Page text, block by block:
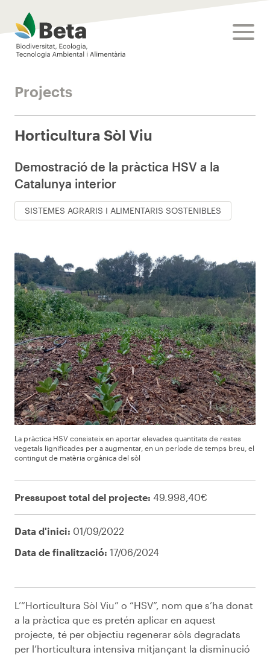
Beta Tech Center
Projects
Horticultura Sòl Viu
Demostració de la pràctica HSV a la
Catalunya interior
SISTEMES AGRARIS I ALIMENTARIS SOSTENIBLES
La pràctica HSV consisteix en aportar elevades quantitats de restes
vegetals lignificades per a augmentar, en un període de temps breu, el
contingut de matèria orgànica del sòl
Pressupost total del projecte: 49.998,40€
Data d'inici: 01/09/2022
Data de finalització: 17/06/2024
L’“Horticultura Sòl Viu” o “HSV”, nom que s’ha donat
a la pràctica que es pretén aplicar en aquest
projecte, té per objectiu regenerar sòls degradats
per l’horticultura intensiva mitjançant la disminució